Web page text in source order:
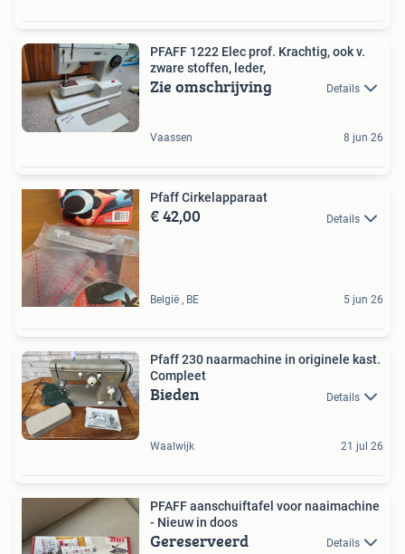
PFAFF 1222 Elec prof. Krachtig, ook v.
zware stoffen, leder,
Zie omschrijving Details
Vaassen 8 jun 26
Pfaff Cirkelapparaat
€ 42,00 Details
België , BE 5 jun 26
Pfaff 230 naarmachine in originele kast.
Compleet
Bieden Details
Waalwijk 21 jul 26
PFAFF aanschuiftafel voor naaimachine
- Nieuw in doos
Gereserveerd Details